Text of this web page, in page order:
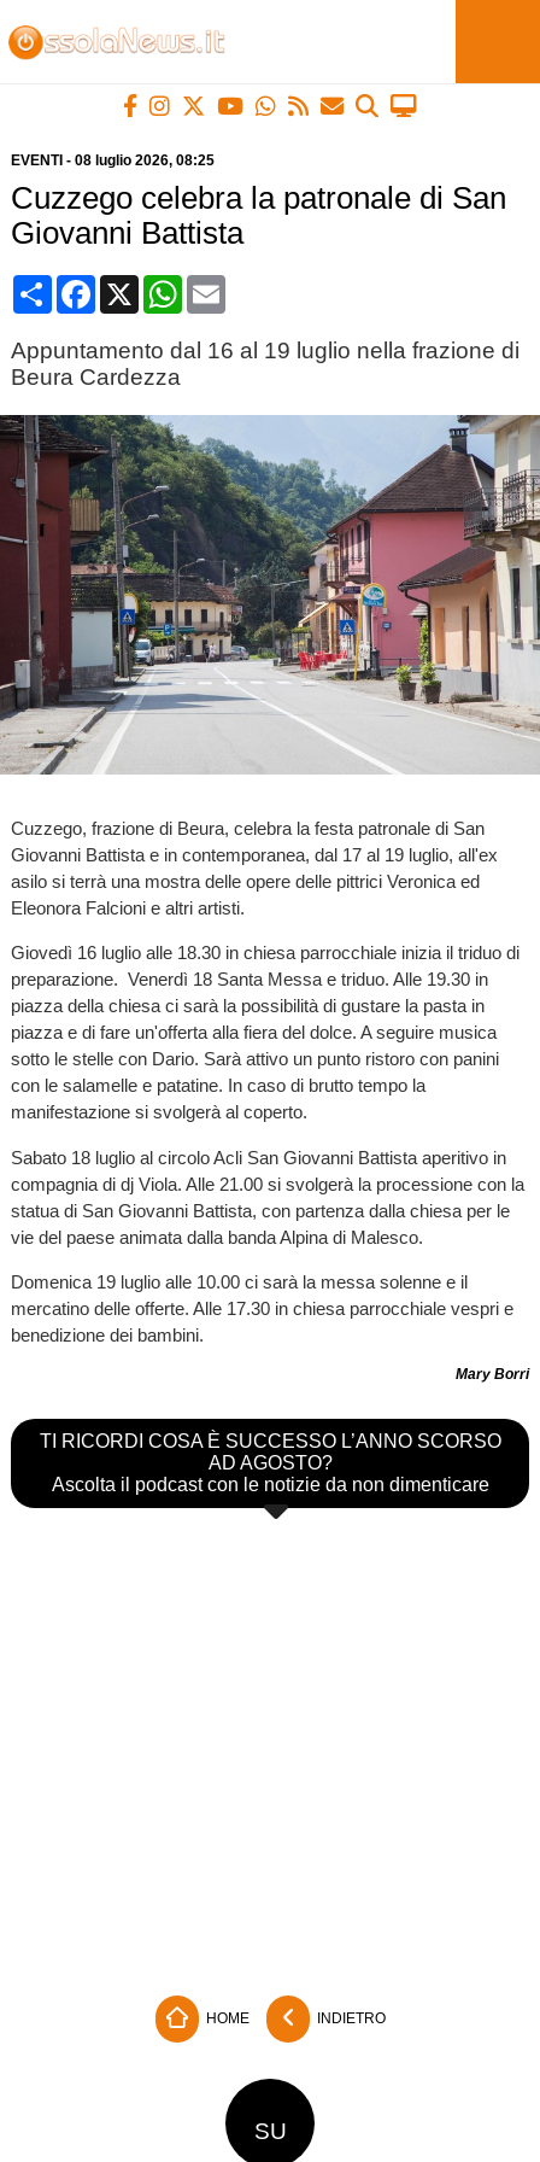
EVENTI - 08 luglio 2026, 08:25
Cuzzego celebra la patronale di San
Giovanni Battista
CondividiFacebook
X WhatsApp
Email
Appuntamento dal 16 al 19 luglio nella frazione di
Beura Cardezza
Cuzzego, frazione di Beura, celebra la festa patronale di San
Giovanni Battista e in contemporanea, dal 17 al 19 luglio, all'ex
asilo si terrà una mostra delle opere delle pittrici Veronica ed
Eleonora Falcioni e altri artisti.
Giovedì 16 luglio alle 18.30 in chiesa parrocchiale inizia il triduo di
preparazione. Venerdì 18 Santa Messa e triduo. Alle 19.30 in
piazza della chiesa ci sarà la possibilità di gustare la pasta in
piazza e di fare un'offerta alla fiera del dolce. A seguire musica
sotto le stelle con Dario. Sarà attivo un punto ristoro con panini
con le salamelle e patatine. In caso di brutto tempo la
manifestazione si svolgerà al coperto.
Sabato 18 luglio al circolo Acli San Giovanni Battista aperitivo in
compagnia di dj Viola. Alle 21.00 si svolgerà la processione con la
statua di San Giovanni Battista, con partenza dalla chiesa per le
vie del paese animata dalla banda Alpina di Malesco.
Domenica 19 luglio alle 10.00 ci sarà la messa solenne e il
mercatino delle offerte. Alle 17.30 in chiesa parrocchiale vespri e
benedizione dei bambini.
Mary Borri
TI RICORDI COSA È SUCCESSO L’ANNO SCORSO
AD AGOSTO?
Ascolta il podcast con le notizie da non dimenticare
HOME INDIETRO
SU